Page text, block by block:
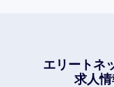
エリートネ
求人